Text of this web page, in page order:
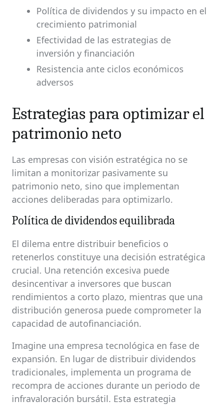
Política de dividendos y su impacto en el
crecimiento patrimonial
Efectividad de las estrategias de
inversión y financiación
Resistencia ante ciclos económicos
adversos
Estrategias para optimizar el
patrimonio neto
Las empresas con visión estratégica no se
limitan a monitorizar pasivamente su
patrimonio neto, sino que implementan
acciones deliberadas para optimizarlo.
Política de dividendos equilibrada
El dilema entre distribuir beneficios o
retenerlos constituye una decisión estratégica
crucial. Una retención excesiva puede
desincentivar a inversores que buscan
rendimientos a corto plazo, mientras que una
distribución generosa puede comprometer la
capacidad de autofinanciación.
Imagine una empresa tecnológica en fase de
expansión. En lugar de distribuir dividendos
tradicionales, implementa un programa de
recompra de acciones durante un periodo de
infravaloración bursátil. Esta estrategia